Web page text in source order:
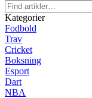
Kategorier
Fodbold
Trav
Cricket
Boksning
Esport
Dart
NBA